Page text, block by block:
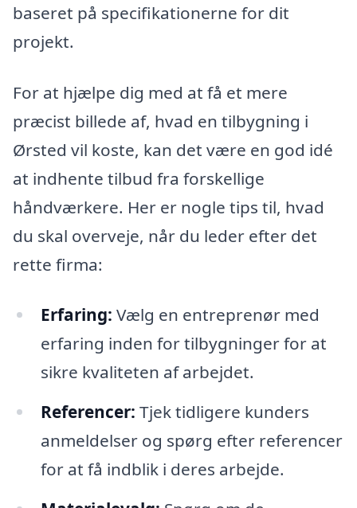
baseret på specifikationerne for dit
projekt.
For at hjælpe dig med at få et mere
præcist billede af, hvad en tilbygning i
Ørsted vil koste, kan det være en god idé
at indhente tilbud fra forskellige
håndværkere. Her er nogle tips til, hvad
du skal overveje, når du leder efter det
rette firma:
Erfaring: Vælg en entreprenør med
erfaring inden for tilbygninger for at
sikre kvaliteten af arbejdet.
Referencer: Tjek tidligere kunders
anmeldelser og spørg efter referencer
for at få indblik i deres arbejde.